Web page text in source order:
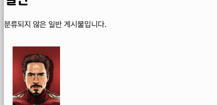
분류되지 않은 일반 게시물입니다.